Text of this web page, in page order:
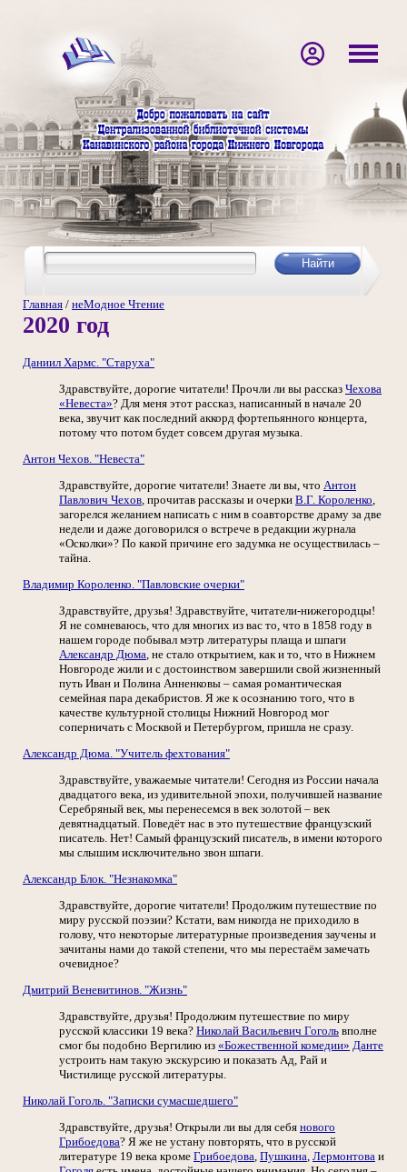
Главная / неМодное Чтение
2020 год
Даниил Хармс. "Старуха"
Здравствуйте, дорогие читатели! Прочли ли вы рассказ Чехова
«Невеста»? Для меня этот рассказ, написанный в начале 20
века, звучит как последний аккорд фортепьянного концерта,
потому что потом будет совсем другая музыка.
Антон Чехов. "Невеста"
Здравствуйте, дорогие читатели! Знаете ли вы, что Антон
Павлович Чехов, прочитав рассказы и очерки В.Г. Короленко,
загорелся желанием написать с ним в соавторстве драму за две
недели и даже договорился о встрече в редакции журнала
«Осколки»? По какой причине его задумка не осуществилась –
тайна.
Владимир Короленко. "Павловские очерки"
Здравствуйте, друзья! Здравствуйте, читатели-нижегородцы!
Я не сомневаюсь, что для многих из вас то, что в 1858 году в
нашем городе побывал мэтр литературы плаща и шпаги
Александр Дюма, не стало открытием, как и то, что в Нижнем
Новгороде жили и с достоинством завершили свой жизненный
путь Иван и Полина Анненковы – самая романтическая
семейная пара декабристов. Я же к осознанию того, что в
качестве культурной столицы Нижний Новгород мог
соперничать с Москвой и Петербургом, пришла не сразу.
Александр Дюма. "Учитель фехтования"
Здравствуйте, уважаемые читатели! Сегодня из России начала
двадцатого века, из удивительной эпохи, получившей название
Серебряный век, мы перенесемся в век золотой – век
девятнадцатый. Поведёт нас в это путешествие французский
писатель. Нет! Самый французский писатель, в имени которого
мы слышим исключительно звон шпаги.
Александр Блок. "Незнакомка"
Здравствуйте, дорогие читатели! Продолжим путешествие по
миру русской поэзии? Кстати, вам никогда не приходило в
голову, что некоторые литературные произведения заучены и
зачитаны нами до такой степени, что мы перестаём замечать
очевидное?
Дмитрий Веневитинов. "Жизнь"
Здравствуйте, друзья! Продолжим путешествие по миру
русской классики 19 века? Николай Васильевич Гоголь вполне
смог бы подобно Вергилию из «Божественной комедии» Данте
устроить нам такую экскурсию и показать Ад, Рай и
Чистилище русской литературы.
Николай Гоголь. "Записки сумасшедшего"
Здравствуйте, друзья! Открыли ли вы для себя нового
Грибоедова? Я же не устану повторять, что в русской
литературе 19 века кроме Грибоедова, Пушкина, Лермонтова и